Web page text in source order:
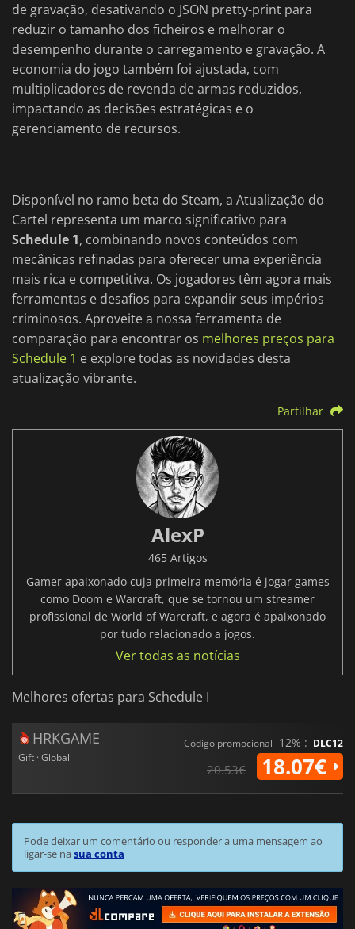
de gravação, desativando o JSON pretty-print para
reduzir o tamanho dos ficheiros e melhorar o
desempenho durante o carregamento e gravação. A
economia do jogo também foi ajustada, com
multiplicadores de revenda de armas reduzidos,
impactando as decisões estratégicas e o
gerenciamento de recursos.
Disponível no ramo beta do Steam, a Atualização do
Cartel representa um marco significativo para
Schedule 1, combinando novos conteúdos com
mecânicas refinadas para oferecer uma experiência
mais rica e competitiva. Os jogadores têm agora mais
ferramentas e desafios para expandir seus impérios
criminosos. Aproveite a nossa ferramenta de
comparação para encontrar os melhores preços para
Schedule 1 e explore todas as novidades desta
atualização vibrante.
Partilhar
AlexP
465 Artigos
Gamer apaixonado cuja primeira memória é jogar games
como Doom e Warcraft, que se tornou um streamer
profissional de World of Warcraft, e agora é apaixonado
por tudo relacionado a jogos.
Ver todas as notícias
Melhores ofertas para Schedule I
HRKGAME
Gift · Global
Código promocional -12% : DLC12
20.53€ 18.07€
Pode deixar um comentário ou responder a uma mensagem ao
ligar-se nasua conta